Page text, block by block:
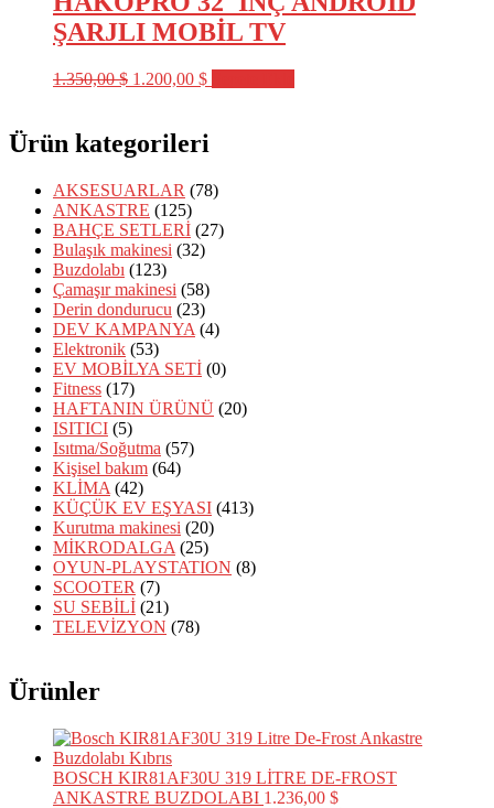
ŞARJLI MOBİL TV
1.350,00$ Orijinal
1.200,00 $Şu
1.200,00 $.
Ürün kategorileri
AKSESUARLAR (78)
ANKASTRE (125)
BAHÇE SETLERİ (27)
Bulaşık makinesi (32)
Buzdolabı (123)
Çamaşır makinesi (58)
Derin dondurucu (23)
DEV KAMPANYA (4)
Elektronik (53)
EV MOBİLYA SETİ (0)
Fitness (17)
HAFTANIN ÜRÜNÜ (20)
ISITICI (5)
Isıtma/Soğutma (57)
Kişisel bakım (64)
KLİMA (42)
KÜÇÜK EV EŞYASI (413)
Kurutma makinesi (20)
MİKRODALGA (25)
OYUN-PLAYSTATION (8)
SCOOTER (7)
SU SEBİLİ (21)
TELEVİZYON (78)
Ürünler
BOSCH KIR81AF30U 319 LİTRE DE-FROST
ANKASTRE BUZDOLABI 1.236,00 $